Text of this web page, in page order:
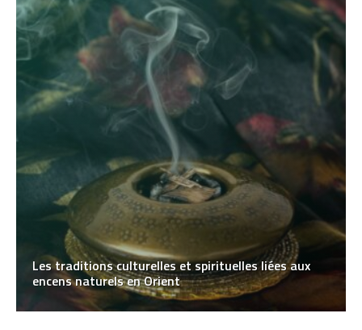
Les traditions culturelles et spirituelles liées aux
encens naturels en Orient